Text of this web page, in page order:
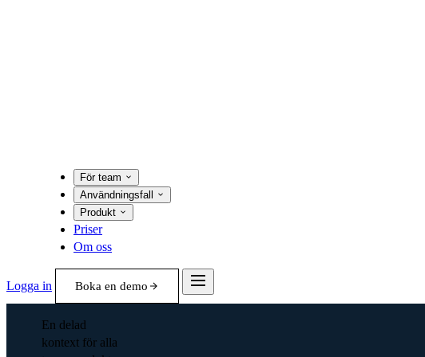
För team
Användningsfall
Produkt
Priser
Om oss
Logga in Boka en demo
En delad
kontext för alla